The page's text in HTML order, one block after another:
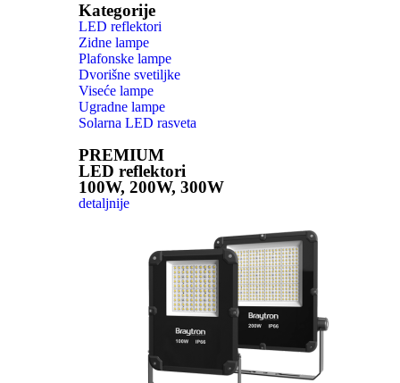
Kategorije
LED reflektori
Zidne lampe
Plafonske lampe
Dvorišne svetiljke
Viseće lampe
Ugradne lampe
Solarna LED rasveta
PREMIUM
LED reflektori
100W, 200W, 300W
detaljnije